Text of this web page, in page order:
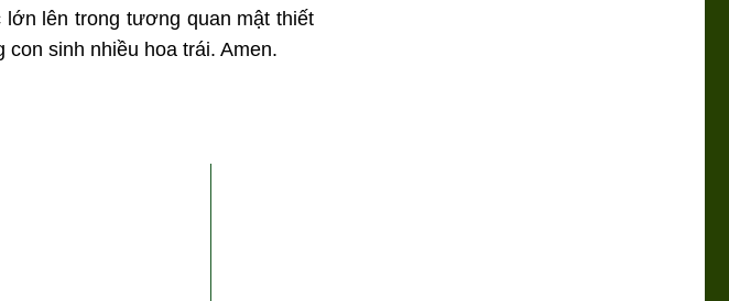
lên trong tương quan mật thiết
sinh nhiều hoa trái. Amen.